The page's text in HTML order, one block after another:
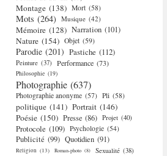
Montage (138) Mort (58)
Mots (264) Musique (42)
Mémoire (128) Narration (101)
Nature (154) Objet (59)
Parodie (201) Pastiche (112)
Peinture (37) Performance (73)
Philosophie (19)
Photographie (637)
Photographie anonyme (57) Pli (58)
politique (141) Portrait (146)
Poésie (150) Presse (86) Projet (40)
Protocole (109) Psychologie (54)
Publicité (99) Quotidien (91)
Religion (13) Roman-photo (8) Sexualité (38)